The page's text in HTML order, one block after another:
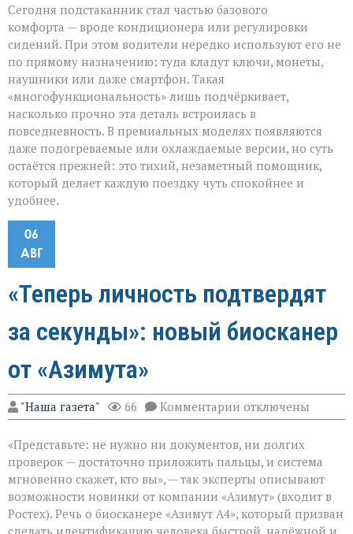
Сегодня подстаканник стал частью базового
комфорта — вроде кондиционера или регулировки
сидений. При этом водители нередко используют его не
по прямому назначению: туда кладут ключи, монеты,
наушники или даже смартфон. Такая
«многофункциональность» лишь подчёркивает,
насколько прочно эта деталь встроилась в
повседневность. В премиальных моделях появляются
даже подогреваемые или охлаждаемые версии, но суть
остаётся прежней: это тихий, незаметный помощник,
который делает каждую поездку чуть спокойнее и
удобнее.
06
АВГ
«Теперь личность подтвердят
за секунды»: новый биосканер
от «Азимута»
"Наша газета" 66 Комментарии к
записи
личность
подтвердят
за
секунды»:
новый
биосканер
от
отключены
«Представьте: не нужно ни документов, ни долгих
проверок — достаточно приложить пальцы, и система
мгновенно скажет, кто вы», — так эксперты описывают
возможности новинки от компании «Азимут» (входит в
Ростех). Речь о биосканере «Азимут А4», который призван
сделать идентификацию человека быстрой, надёжной и